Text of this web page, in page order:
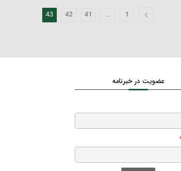
1
…
41
42
43
عضویت در خبرنامه